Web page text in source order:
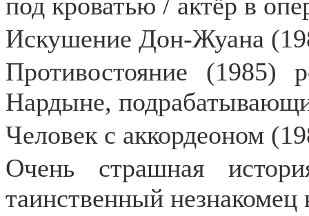
Искушение Дон-Жуана
Противостояние (1985)
Нардыне,
Человек с аккордеоном
Очень страшная
таинственный незнакомец